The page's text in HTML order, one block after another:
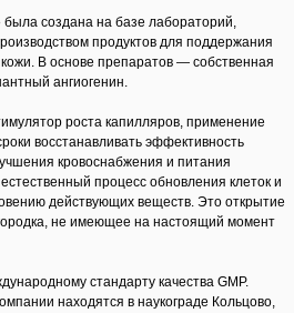
была создана на базе лабораторий,
продуктов для поддержания
В основе препаратов — собственная
ангиогенин.
роста капилляров, применение
восстанавливать эффективность
кровоснабжения и питания
процесс обновления клеток и
действующих веществ. Это открытие
не имеющее на настоящий момент
стандарту качества GMP.
находятся в наукограде Кольцово,